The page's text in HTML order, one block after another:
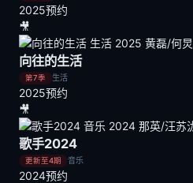
2025预约
🎥
向往的生活
第7季 生活
2025预约
🎥
歌手2024
更新至4期 音乐
2024预约